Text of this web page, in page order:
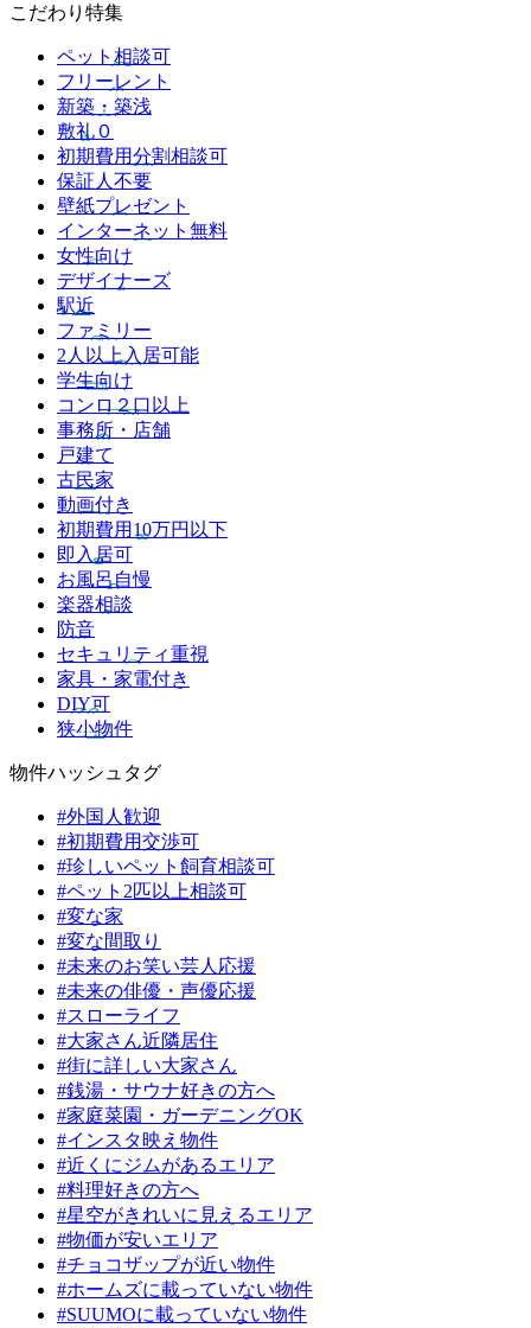
こだわり特集
ペット相談可
フリーレント
新築・築浅
敷礼０
初期費用分割相談可
保証人不要
壁紙プレゼント
インターネット無料
女性向け
デザイナーズ
駅近
ファミリー
2人以上入居可能
学生向け
コンロ２口以上
事務所・店舗
戸建て
古民家
動画付き
初期費用10万円以下
即入居可
お風呂自慢
楽器相談
防音
セキュリティ重視
家具・家電付き
DIY可
狭小物件
物件ハッシュタグ
#外国人歓迎
#初期費用交渉可
#珍しいペット飼育相談可
#ペット2匹以上相談可
#変な家
#変な間取り
#未来のお笑い芸人応援
#未来の俳優・声優応援
#スローライフ
#大家さん近隣居住
#街に詳しい大家さん
#銭湯・サウナ好きの方へ
#家庭菜園・ガーデニングOK
#インスタ映え物件
#近くにジムがあるエリア
#料理好きの方へ
#星空がきれいに見えるエリア
#物価が安いエリア
#チョコザップが近い物件
#ホームズに載っていない物件
#SUUMOに載っていない物件